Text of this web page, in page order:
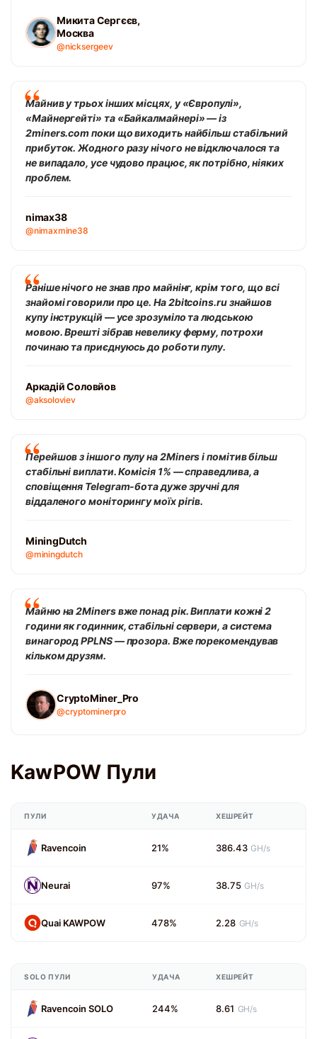
Микита Сергєєв,
Москва
@nicksergeev
Майнив у трьох інших місцях, у «Європулі»,
«Майнергейті» та «Байкалмайнері» — із
2miners.com поки що виходить найбільш стабільний
прибуток. Жодного разу нічого не відключалося та
не випадало, усе чудово працює, як потрібно, ніяких
проблем.
nimax38
@nimaxmine38
Раніше нічого не знав про майнінг, крім того, що всі
знайомі говорили про це. На 2bitcoins.ru знайшов
купу інструкцій — усе зрозуміло та людською
мовою. Врешті зібрав невелику ферму, потрохи
починаю та приєднуюсь до роботи пулу.
Аркадій Соловйов
@aksoloviev
Перейшов з іншого пулу на 2Miners і помітив більш
стабільні виплати. Комісія 1% — справедлива, а
сповіщення Telegram-бота дуже зручні для
віддаленого моніторингу моїх рігів.
MiningDutch
@miningdutch
Майню на 2Miners вже понад рік. Виплати кожні 2
години як годинник, стабільні сервери, а система
винагород PPLNS — прозора. Вже порекомендував
кільком друзям.
CryptoMiner_Pro
@cryptominerpro
KawPOW Пули
ПУЛИ УДАЧА ХЕШРЕЙТ
Ravencoin 21% 386.43 GH/s
Neurai 97% 38.75 GH/s
Quai KAWPOW 478% 2.28 GH/s
SOLO ПУЛИ УДАЧА ХЕШРЕЙТ
Ravencoin SOLO 244% 8.61 GH/s